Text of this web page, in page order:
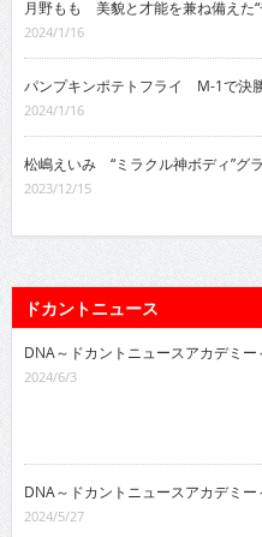
月野もも 美貌と才能を兼ね備えた“
2024/1/16
パンプキンポテトフライ M-1で決
2024/1/16
松嶋えいみ “ミラクル神ボディ”グ
2023/12/15
ドカントニュース
DNA～ドカントニュースアカデミ
2024/6/3
DNA～ドカントニュースアカデミ
2024/5/27